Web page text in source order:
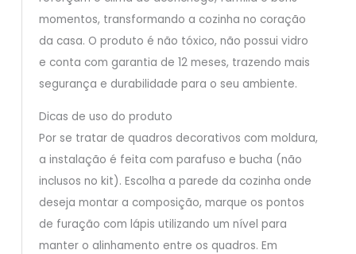
momentos, transformando a cozinha no coração
da casa. O produto é não tóxico, não possui vidro
e conta com garantia de 12 meses, trazendo mais
segurança e durabilidade para o seu ambiente.
Dicas de uso do produto
Por se tratar de quadros decorativos com moldura,
a instalação é feita com parafuso e bucha (não
inclusos no kit). Escolha a parede da cozinha onde
deseja montar a composição, marque os pontos
de furação com lápis utilizando um nível para
manter o alinhamento entre os quadros. Em